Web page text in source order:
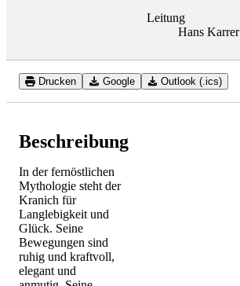
Leitung
Hans Karrer
Drucken Google Outlook (.ics)
Beschreibung
In der fernöstlichen
Mythologie steht der
Kranich für
Langlebigkeit und
Glück. Seine
Bewegungen sind
ruhig und kraftvoll,
elegant und